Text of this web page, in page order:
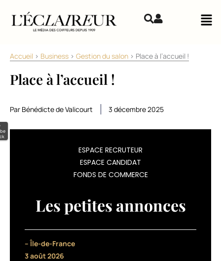
Accueil > Business > Gestion du salon > Place à l’accueil !
Place à l’accueil !
Par Bénédicte de Valicourt 3 décembre 2025
ESPACE RECRUTEUR
ESPACE CANDIDAT
FONDS DE COMMERCE
Les petites annonces
– Île-de-France
3 août 2026